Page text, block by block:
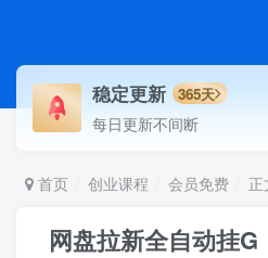
稳定更新 365天
每日更新不间断
首页 创业课程 会员免费 正
网盘拉新全自动挂G